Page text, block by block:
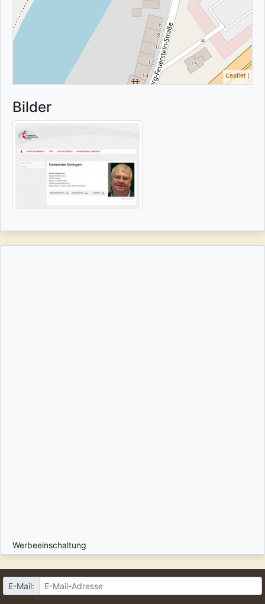
Leaflet |
Bilder
Werbeeinschaltung
E-Mail: